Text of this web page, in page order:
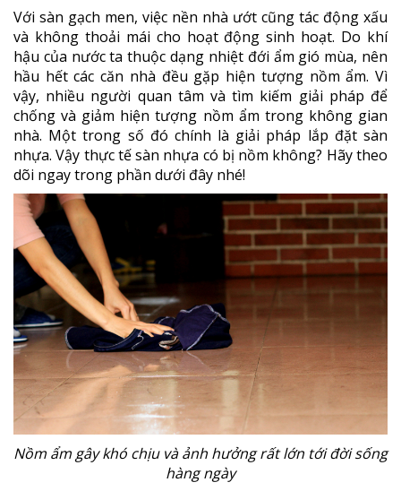
Với sàn gạch men, việc nền nhà ướt cũng tác động xấu
và không thoải mái cho hoạt động sinh hoạt. Do khí
hậu của nước ta thuộc dạng nhiệt đới ẩm gió mùa, nên
hầu hết các căn nhà đều gặp hiện tượng nồm ẩm. Vì
vậy, nhiều người quan tâm và tìm kiếm giải pháp để
chống và giảm hiện tượng nồm ẩm trong không gian
nhà. Một trong số đó chính là giải pháp lắp đặt sàn
nhựa. Vậy thực tế sàn nhựa có bị nồm không? Hãy theo
dõi ngay trong phần dưới đây nhé!
Nồm ẩm gây khó chịu và ảnh hưởng rất lớn tới đời sống
hàng ngày